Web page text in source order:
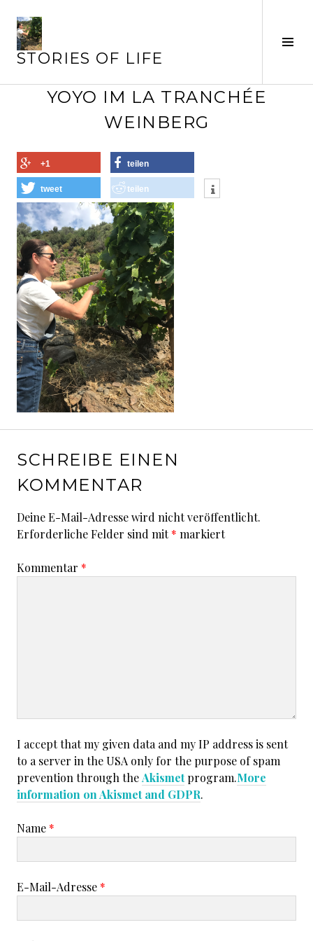
zum
Inhalt
STORIES OF LIFE
YOYO IM LA TRANCHÉE
WEINBERG
+1 teilen
tweet teilen
SCHREIBE EINEN
KOMMENTAR
Deine E-Mail-Adresse wird nicht veröffentlicht.
Erforderliche Felder sind mit* markiert
Kommentar *
I accept that my given data and my IP address is sent
to a server in the USA only for the purpose of spam
prevention through theAkismetprogram.More
information on Akismet and GDPR.
Name *
E-Mail-Adresse *